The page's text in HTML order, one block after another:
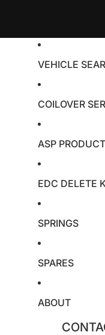
VEHICLE
COILOVER
ASP
EDC DELETE
SPRINGS
SPARES
ABOUT